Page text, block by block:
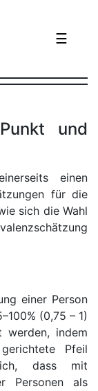
☰
und
einen
für die
sich die Wahl
einer Person
(0,75 – 1)
werden, indem
Pfeil
dass mit
Personen als